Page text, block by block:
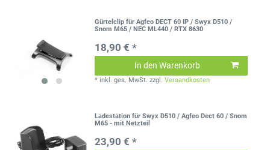
Gürtelclip für Agfeo DECT 60 IP / Swyx D510 /
Snom M65 / NEC ML440 / RTX 8630
18,90 € *
In den Warenkorb
* inkl. ges. MwSt. zzgl.Versandkosten
Ladestation für Swyx D510 / Agfeo Dect 60 / Snom
M65 - mit Netzteil
23,90 € *